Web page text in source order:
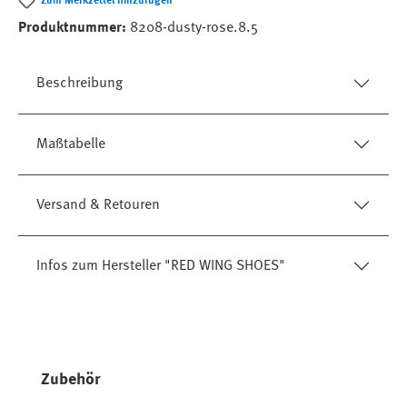
Produktnummer: 8208-dusty-rose.8.5
Beschreibung
Maßtabelle
Versand & Retouren
Infos zum Hersteller "RED WING SHOES"
Produktgalerie überspringen
Zubehör